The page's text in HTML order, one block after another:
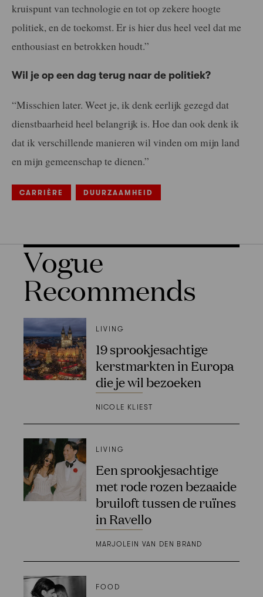
kruispunt van technologie en tot op zekere hoogte
politiek, en de toekomst. Er is hier dus heel veel dat me
enthousiast en betrokken houdt.”
Wil je op een dag terug naar de politiek?
“Misschien later. Weet je, ik denk eerlijk gezegd dat
dienstbaarheid heel belangrijk is. Hoe dan ook denk ik
dat ik verschillende manieren wil vinden om mijn land
en mijn gemeenschap te dienen.”
CARRIÈRE DUURZAAMHEID
Vogue
Recommends
LIVING
19 sprookjesachtige
kerstmarkten in Europa
die je wil bezoeken
NICOLE KLIEST
LIVING
Een sprookjesachtige
met rode rozen bezaaide
bruiloft tussen de ruïnes
in Ravello
MARJOLEIN VAN DEN BRAND
FOOD